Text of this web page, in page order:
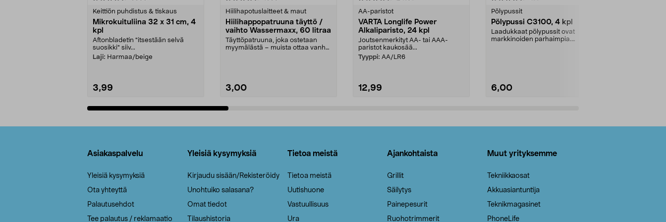
Keittiön puhdistus & tiskaus
Mikrokuituliina 32 x 31 cm, 4
kpl
Aftonbladetin "itsestään selvä
suosikki" siiv...
Laji: Harmaa/beige
3,99
Hiilihapotuslaitteet & maut
Hiilihappopatruuna täyttö /
vaihto Wassermaxx, 60 litraa
Täyttöpatruuna, joka ostetaan
myymälästä – muista ottaa vanha
3,00
AA-paristot
VARTA Longlife Power
Alkaliparisto, 24 kpl
Joutsenmerkityt AA- tai AAA-
paristot kaukosää...
Tyyppi: AA/LR6
12,99
Pölypussit
Pölypussi C3100, 4 kpl
Laadukkaat pölypussit ovat
markkinoiden parhaimpia.
6,00
Asiakaspalvelu
Yleisiä kysymyksiä
Ota yhteyttä
Palautusehdot
Tee palautus / reklamaatio
Yleisiä kysymyksiä
Kirjaudu sisään/Rekisteröidy
Unohtuiko salasana?
Omat tiedot
Tilaushistoria
Tietoa meistä
Tietoa meistä
Uutishuone
Vastuullisuus
Ura
Ajankohtaista
Grillit
Säilytys
Painepesurit
Ruohotrimmerit
Muut yrityksemme
Tekniikkaosat
Akkuasiantuntija
Teknikmagasinet
PhoneLife